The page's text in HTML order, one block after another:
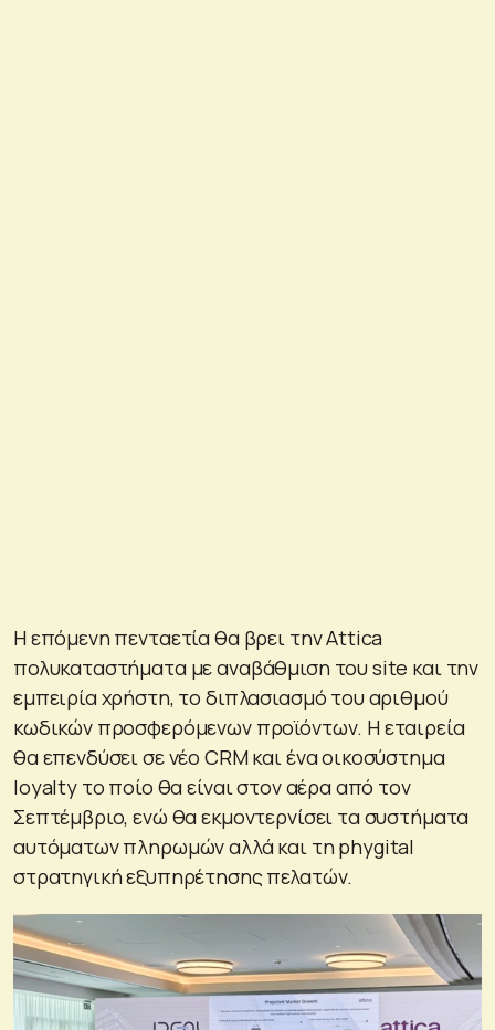
Η επόμενη πενταετία θα βρει την Attica
πολυκαταστήματα με αναβάθμιση του site και την
εμπειρία χρήστη, το διπλασιασμό του αριθμού
κωδικών προσφερόμενων προϊόντων. Η εταιρεία
θα επενδύσει σε νέο CRM και ένα οικοσύστημα
loyalty το ποίο θα είναι στον αέρα από τον
Σεπτέμβριο, ενώ θα εκμοντερνίσει τα συστήματα
αυτόματων πληρωμών αλλά και τη phygital
στρατηγική εξυπηρέτησης πελατών.